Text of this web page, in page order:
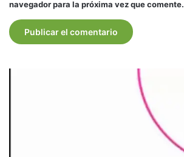
navegador para la próxima vez que comente.